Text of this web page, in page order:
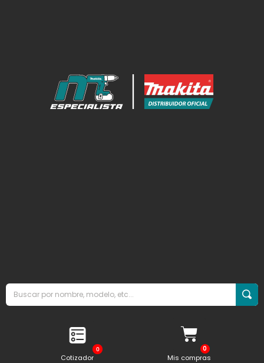
0
Cotizador Mis compras